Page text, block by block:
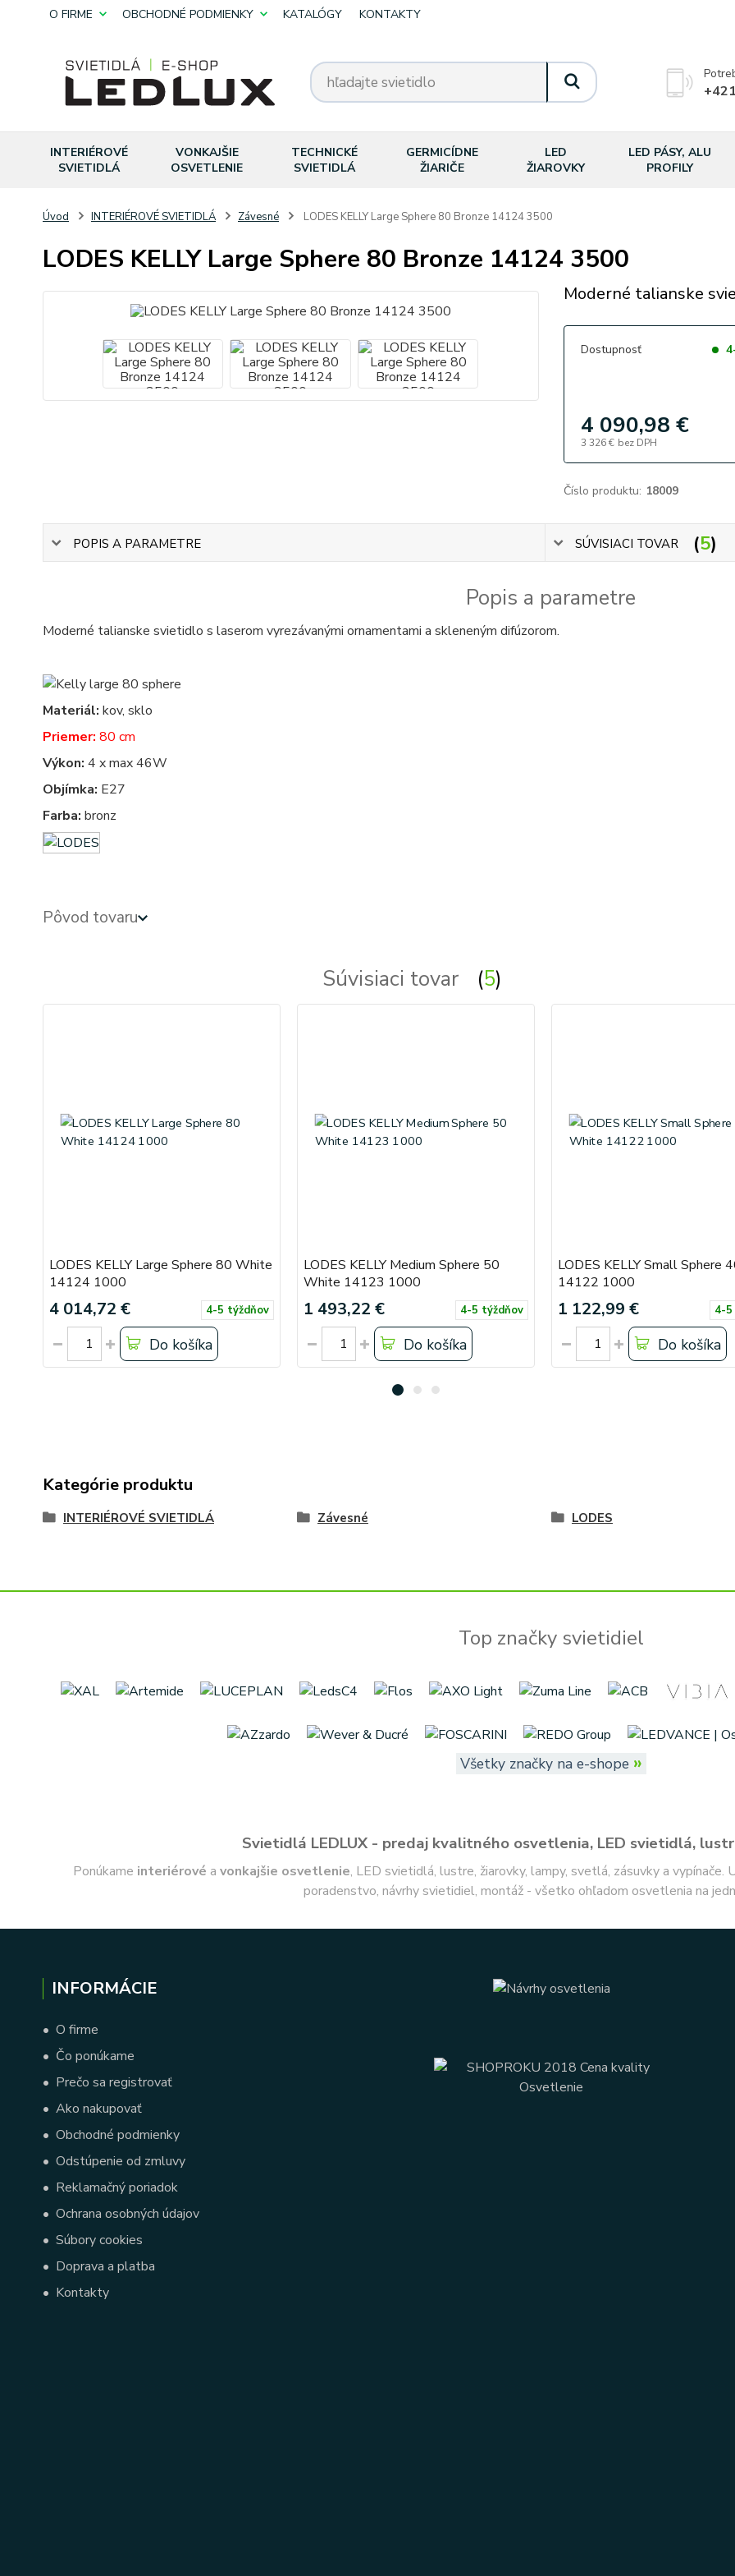
O FIRME OBCHODNÉ PODMIENKY KATALÓGY KONTAKTY
INTERIÉROVÉ
SVIETIDLÁ
VONKAJŠIE
OSVETLENIE
TECHNICKÉ
SVIETIDLÁ
GERMICÍDNE
ŽIARIČE
LED
ŽIAROVKY
LED PÁSY, ALU
PROFILY
Úvod INTERIÉROVÉ SVIETIDLÁ Závesné LODES KELLY Large Sphere 80 Bronze 14124 3500
LODES KELLY Large Sphere 80 Bronze 14124 3500
Moderné talianske
Dostupnosť
4 090,98 €
3 326 € bez DPH
Číslo produktu: 18009
POPIS A PARAMETRE SÚVISIACI TOVAR 5
Popis a parametre
Moderné talianske svietidlo s laserom vyrezávanými ornamentami a skleneným difúzorom.
Materiál: kov, sklo
Priemer: 80 cm
Výkon: 4 x max 46W
Objímka: E27
Farba: bronz
Pôvod tovaru
Súvisiaci tovar 5
LODES KELLY Large Sphere 80 White
14124 1000
4 014,72 € 4-5 týždňov
Do košíka
LODES KELLY Medium Sphere 50
White 14123 1000
1 493,22 € 4-5 týždňov
Do košíka
LODES KELLY Small Sphere
14122 1000
1 122,99 € 4-
Do košíka
Kategórie produktu
INTERIÉROVÉ SVIETIDLÁ Závesné LODES
Top značky svietidiel
Všetky značky na e-shope »
Svietidlá LEDLUX - predaj kvalitného osvetlenia, LED svietidlá,
Ponúkame interiérové a vonkajšie osvetlenie, LED svietidlá, lustre, žiarovky, lampy, svetlá, zásuvky a
poradenstvo, návrhy svietidiel, montáž - všetko ohľadom osvetlenia na
INFORMÁCIE
• O firme
• Čo ponúkame
• Prečo sa registrovať
• Ako nakupovať
• Obchodné podmienky
• Odstúpenie od zmluvy
• Reklamačný poriadok
• Ochrana osobných údajov
• Súbory cookies
• Doprava a platba
• Kontakty